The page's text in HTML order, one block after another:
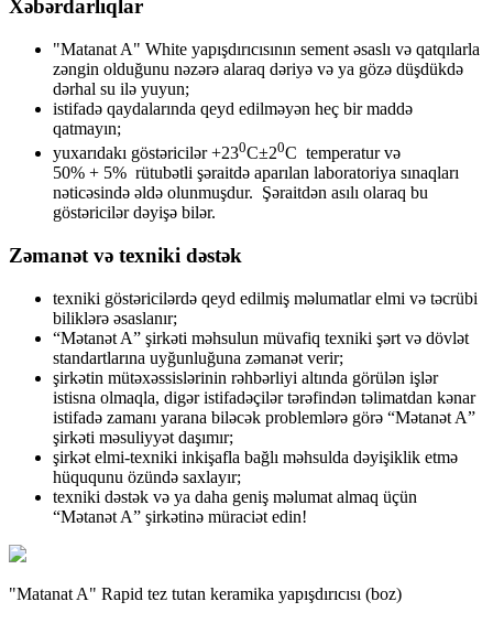
Xəbərdarlıqlar
"Matanat A" White yapışdırıcısının sement əsaslı və qatqılarla
zəngin olduğunu nəzərə alaraq dəriyə və ya gözə düşdükdə
dərhal su ilə yuyun;
istifadə qaydalarında qeyd edilməyən heç bir maddə
qatmayın;
yuxarıdakı göstəricilər +230C±20C temperatur və
50% + 5% rütubətli şəraitdə aparılan laboratoriya sınaqları
nəticəsində əldə olunmuşdur. Şəraitdən asılı olaraq bu
göstəricilər dəyişə bilər.
Zəmanət və texniki dəstək
texniki göstəricilərdə qeyd edilmiş məlumatlar elmi və təcrübi
biliklərə əsaslanır;
“Mətanət A” şirkəti məhsulun müvafiq texniki şərt və dövlət
standartlarına uyğunluğuna zəmanət verir;
şirkətin mütəxəssislərinin rəhbərliyi altında görülən işlər
istisna olmaqla, digər istifadəçilər tərəfindən təlimatdan kənar
istifadə zamanı yarana biləcək problemlərə görə “Mətanət A”
şirkəti məsuliyyət daşımır;
şirkət elmi-texniki inkişafla bağlı məhsulda dəyişiklik etmə
hüququnu özündə saxlayır;
texniki dəstək və ya daha geniş məlumat almaq üçün
“Mətanət A” şirkətinə müraciət edin!
"Matanat A" Rapid tez tutan keramika yapışdırıcısı (boz)